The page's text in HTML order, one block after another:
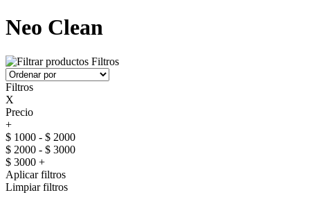
Neo Clean
Filtros
Filtros
X
Precio
+
$ 1000 - $ 2000
$ 2000 - $ 3000
$ 3000 +
Aplicar filtros
Limpiar filtros